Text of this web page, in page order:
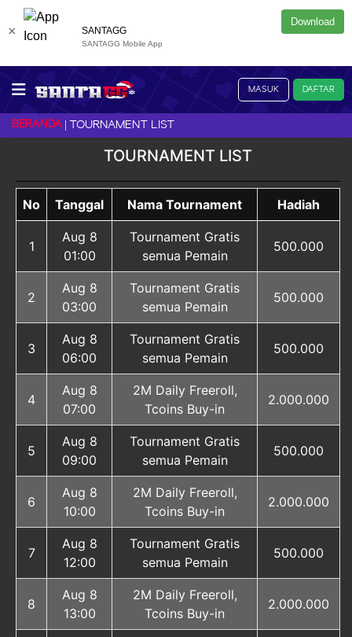
SANTAGG
SANTAGG Mobile App
Download
×
MASUK DAFTAR
BERANDA TOURNAMENT LIST
TOURNAMENT LIST
No Tanggal Nama Tournament Hadiah
1
Aug 8
01:00
Tournament Gratis
semua Pemain
500.000
2
Aug 8
03:00
Tournament Gratis
semua Pemain
500.000
3
Aug 8
06:00
Tournament Gratis
semua Pemain
500.000
4
Aug 8
07:00
2M Daily Freeroll,
Tcoins Buy-in
2.000.000
5
Aug 8
09:00
Tournament Gratis
semua Pemain
500.000
6
Aug 8
10:00
2M Daily Freeroll,
Tcoins Buy-in
2.000.000
7
Aug 8
12:00
Tournament Gratis
semua Pemain
500.000
8
Aug 8
13:00
2M Daily Freeroll,
Tcoins Buy-in
2.000.000